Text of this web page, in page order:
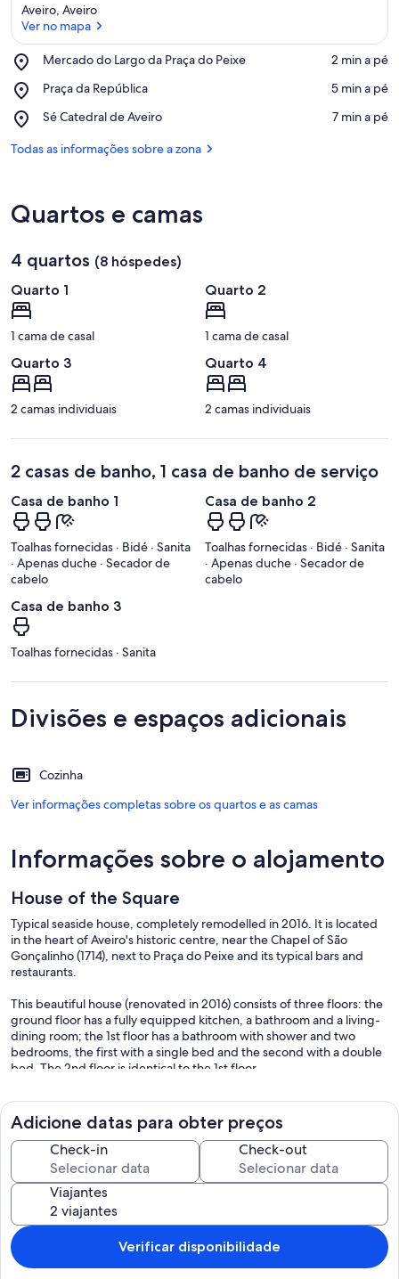
Aveiro, Aveiro
Ver no mapa
Mercado do Largo da Praça do Peixe
Place,
do
da
do
‪2 min a pé‬
Praça da República
Place,
da
‪5 min a pé‬
Sé Catedral de Aveiro
Place,
Catedral
‪7 min a pé‬
Todas as informações sobre a zona
Quartos e camas
4 quartos (8 hóspedes)
Quarto 1
1 cama de casal
Quarto 2
1 cama de casal
Quarto 3
2 camas individuais
Quarto 4
2 camas individuais
2 casas de banho, 1 casa de banho de serviço
Casa de banho 1
Toalhas fornecidas · Bidé · Sanita
· Apenas duche · Secador de
cabelo
Casa de banho 2
Toalhas fornecidas · Bidé · Sanita
· Apenas duche · Secador de
cabelo
Casa de banho 3
Toalhas fornecidas · Sanita
Divisões e espaços adicionais
Cozinha
Ver informações completas sobre os quartos e as camas
Informações sobre o alojamento
House of the Square
Typical seaside house, completely remodelled in 2016. It is located
in the heart of Aveiro's historic centre, near the Chapel of São
Gonçalinho (1714), next to Praça do Peixe and its typical bars and
restaurants.
This beautiful house (renovated in 2016) consists of three floors: the
ground floor has a fully equipped kitchen, a bathroom and a living-
dining room; the 1st floor has a bathroom with shower and two
bedrooms, the first with a single bed and the second with a double
bed. The 2nd floor is identical to the 1st floor.
If you arrive by train, Aveiro railway station is a 15-minute walk from
the house. Porto airport is an hour's drive from Aveiro.
The historic neighbourhood of Beira-Mar, with its elegant 19th
century architecture, cobbled streets and canals lined with colourful
moliceiros boats. While you're in town, visit the famous Mercado do
Peixe - a traditional market with some of the best seafood
restaurants in Aveiro, located thirty metres from the house. In the
neighbourhood you'll find museums, churches and historic
buildings, numerous restaurants and a wide range of shops and
bars. Choose one of the traditional cafés as you stroll around the city
Adicione datas para obter preços
Check-in Check-out
Viajantes
Verificar disponibilidade